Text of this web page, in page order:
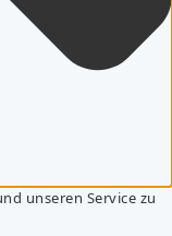
unseren Service zu